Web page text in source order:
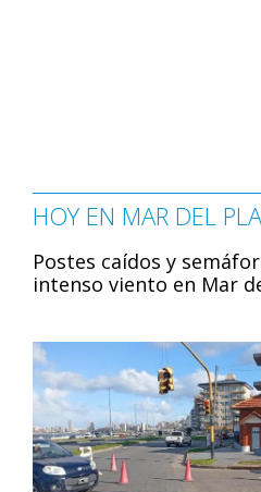
HOY EN MAR DEL
Postes caídos y
intenso viento en Mar